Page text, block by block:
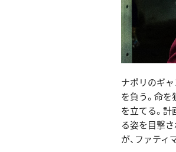
ナポリのギ
を負う。命
を立てる。
る姿を目撃
が、ファティ